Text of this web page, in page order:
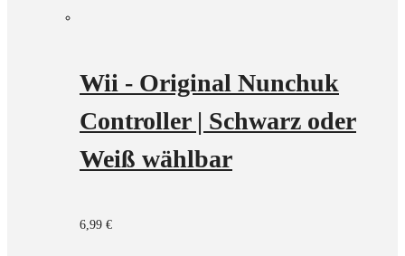
Wii - Original Nunchuk
Controller | Schwarz oder
Weiß wählbar
6,99 €